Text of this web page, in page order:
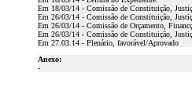
Em 18/03/14 - Comissão de Constituição,
Em 26/03/14 - Comissão de Constituição,
Em 26/03/14 - Comissão de Orçamento,
Em 26/03/14 - Comissão de Constituição,
Em 27.03.14 - Plenário, favorável/Aprovado
Anexo:
-